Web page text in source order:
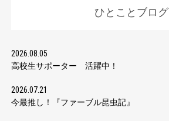
ひとことブログ
2026.08.05
高校生サポーター 活躍中！
2026.07.21
今最推し！『ファーブル昆虫記』